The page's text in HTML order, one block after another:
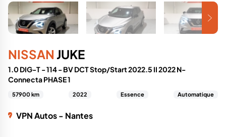
NISSAN JUKE
1.0 DIG-T - 114 - BV DCT Stop/Start 2022.5 II 2022 N-
Connecta PHASE 1
57900 km 2022 Essence Automatique
VPN Autos - Nantes